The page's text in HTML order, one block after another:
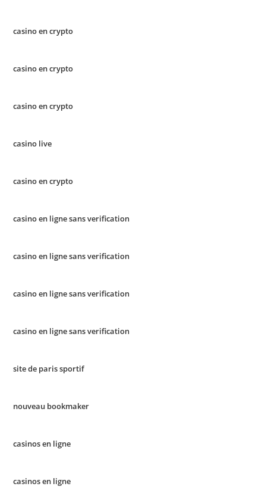
casino en crypto
casino en crypto
casino en crypto
casino live
casino en crypto
casino en ligne sans verification
casino en ligne sans verification
casino en ligne sans verification
casino en ligne sans verification
site de paris sportif
nouveau bookmaker
casinos en ligne
casinos en ligne